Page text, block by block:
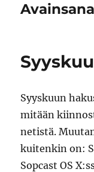
Syyskuun
mitään
netistä.
kuitenkin on:
Sopcast OS